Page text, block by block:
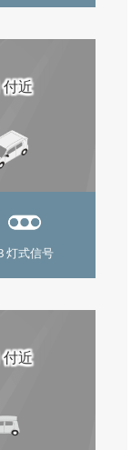
付近
灯式信号
付近